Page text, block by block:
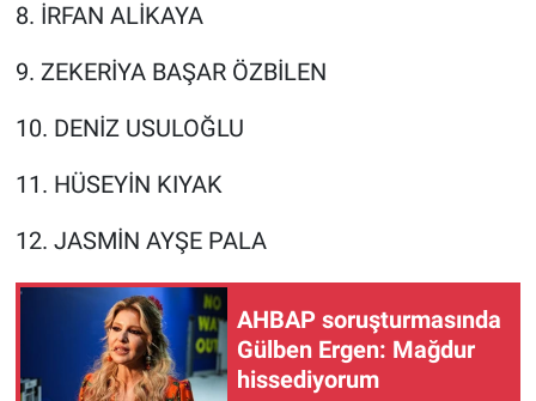
8. İRFAN ALİKAYA
9. ZEKERİYA BAŞAR ÖZBİLEN
10. DENİZ USULOĞLU
11. HÜSEYİN KIYAK
12. JASMİN AYŞE PALA
AHBAP soruşturmasında
Gülben Ergen: Mağdur
hissediyorum